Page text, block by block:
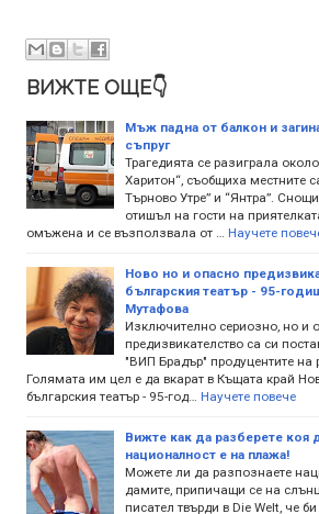
ВИЖТЕ ОЩЕ👇
Мъж падна от балкон и
съпруг
Трагедията се разиграла
Харитон“, съобщиха местните
Търново Утре” и “Янтра”.
отишъл на гости на
омъжена и се възползвала от …
Научете
Ново но и опасно
българския театър - 95-
Мутафова
Изключително сериозно, но и
предизвикателство са си
"ВИП Брадър" продуцентите на
Голямата им цел е да вкарат в Къщата край
българския театър - 95-год…
Научете повече
Вижте как да разберете коя
националност е на плажа!
Можете ли да разпознаете
дамите, припичащи се на
писател твърди в Die Welt, че